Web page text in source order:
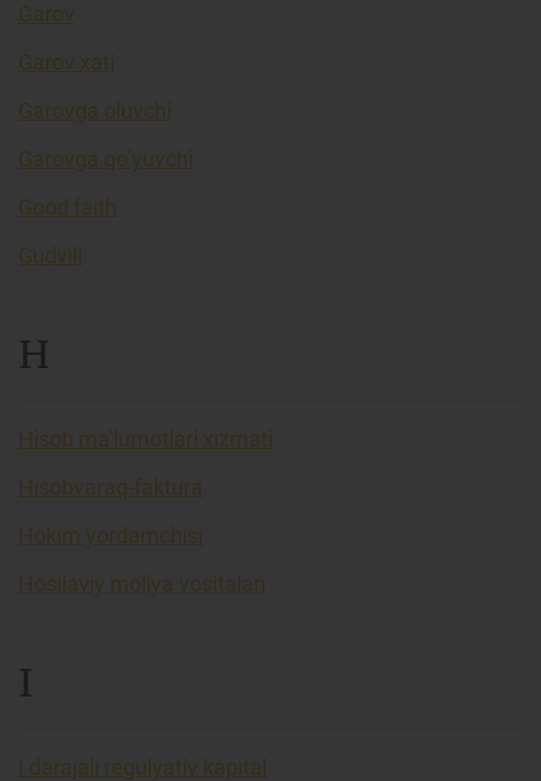
Garov
Garov xati
Garovga oluvchi
Garovga qo’yuvchi
Good faith
Gudvill
H
Hisob ma’lumotlari xizmati
Hisobvaraq-faktura
Hokim yordamchisi
Hosilaviy moliya vositalari
I
I darajali regulyativ kapital